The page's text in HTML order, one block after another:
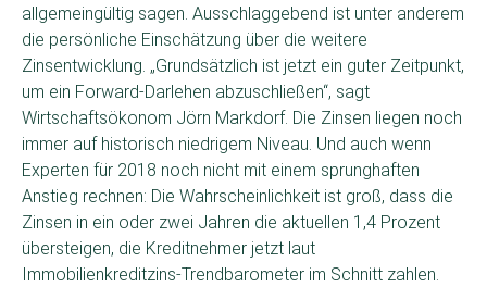
allgemeingültig sagen. Ausschlaggebend ist unter anderem
die persönliche Einschätzung über die weitere
Zinsentwicklung. „Grundsätzlich ist jetzt ein guter Zeitpunkt,
um ein Forward-Darlehen abzuschließen“, sagt
Wirtschaftsökonom Jörn Markdorf. Die Zinsen liegen noch
immer auf historisch niedrigem Niveau. Und auch wenn
Experten für 2018 noch nicht mit einem sprunghaften
Anstieg rechnen: Die Wahrscheinlichkeit ist groß, dass die
Zinsen in ein oder zwei Jahren die aktuellen 1,4 Prozent
übersteigen, die Kreditnehmer jetzt laut
Immobilienkreditzins-Trendbarometer im Schnitt zahlen.